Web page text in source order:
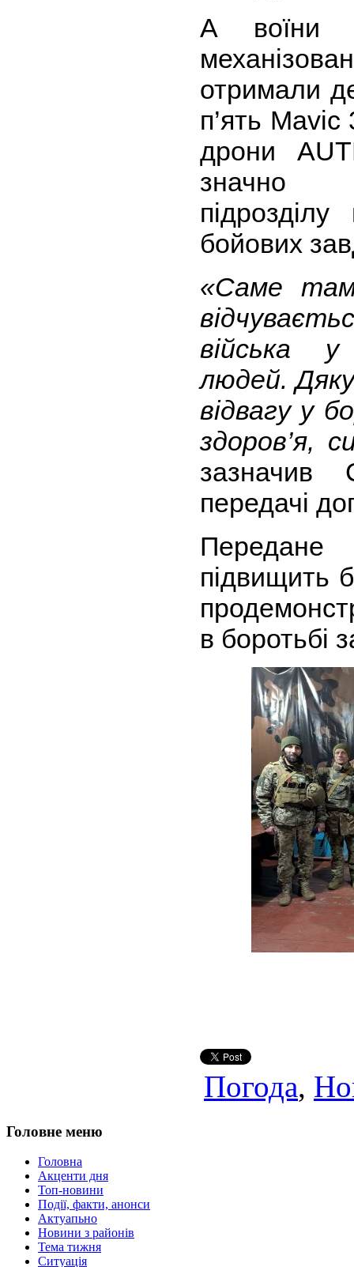
А воїни
отримали
п’ять
дрони
значно
бойових
«Саме
війська
людей.
відвагу у
здоров’я,
зазначив
передачі
підвищить
в боротьбі
Погода,
Головне меню
Головна
Акценти дня
Топ-новини
Події, факти, анонси
Актуапьно
Новини з районів
Тема тижня
Ситуація